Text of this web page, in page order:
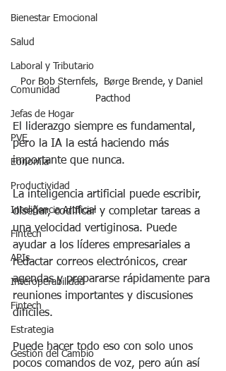
Bienestar Emocional
Salud
Laboral y Tributario
Comunidad
Jefas de Hogar
PVE
Eonomia
Productividad
Inteligencia Artificial
Fintech
APIs
Interoperabilidad
Fintech
Estrategia
Gestión del Cambio
Por Bob Sternfels,  Børge Brende, y Daniel
Pacthod
El liderazgo siempre es fundamental,
pero la IA la está haciendo más
importante que nunca.
La inteligencia artificial puede escribir,
diseñar, codificar y completar tareas a
una velocidad vertiginosa. Puede
ayudar a los líderes empresariales a
redactar correos electrónicos, crear
agendas y prepararse rápidamente para
reuniones importantes y discusiones
difíciles.
Puede hacer todo eso con solo unos
pocos comandos de voz, pero aún así